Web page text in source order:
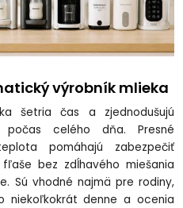
výrobník mlieka
šetria čas a zjednodušujú
počas celého dňa. Presné
pomáhajú zabezpečiť
bez zdĺhavého miešania
Sú vhodné najmä pre rodiny,
niekoľkokrát denne a ocenia